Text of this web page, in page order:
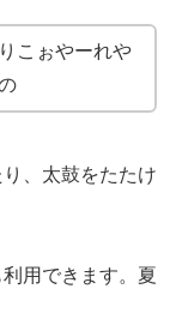
こぉやーれや
、太鼓をたたけ
用できます。夏